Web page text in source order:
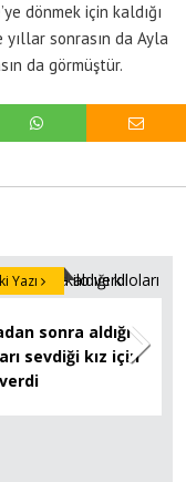
dönmek için kaldığı
yıllar sonrasın da Ayla
da görmüştür.
sonra aldığı
sevdiği kız için
Yazı